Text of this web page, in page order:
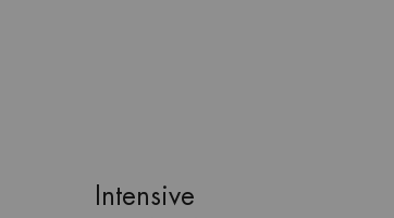
Intensive